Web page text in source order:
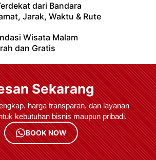
dari Bandara
Jarak, Waktu & Rute
Wisata Malam
dan Gratis
Sekarang
harga transparan, dan layanan
kebutuhan bisnis maupun pribadi.
BOOK NOW